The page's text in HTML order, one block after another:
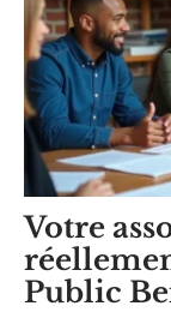
Votre
Public